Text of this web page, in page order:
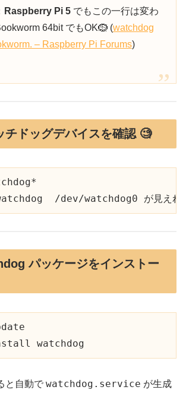
Raspberry Pi 5でもこの一行は変わ
64bit でもOK🪹 (watchdog
– Raspberry Pi Forums)
チドッグデバイスを確認 🧐
パッケージをインストー
と自動で watchdog.service が生成